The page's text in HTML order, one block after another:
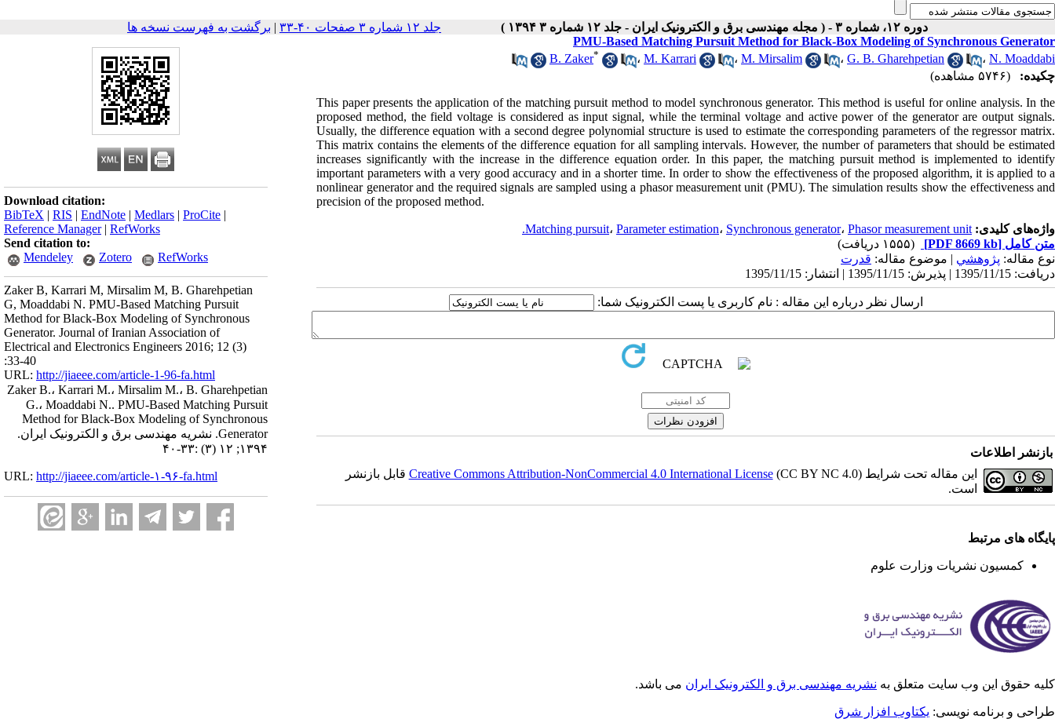
دوره ۱۲، شماره ۳ - ( مجله مهندسی برق و الکترونیک ایران - جلد ۱۲ شماره ۳ ۱۳۹۴ ) جلد ۱۲ شماره ۳ صفحات ۴۰-۳۳ | برگشت به فهرست نسخه ها
Download citation:
BibTeX | RIS | EndNote | Medlars | ProCite |
Reference Manager| RefWorks
Send citation to:
Mendeley
Zotero RefWorks
Zaker B, Karrari M, Mirsalim M, B. Gharehpetian
G, Moaddabi N. PMU-Based Matching Pursuit
Method for Black-Box Modeling of Synchronous
Generator. Journal of Iranian Association of
Electrical and Electronics Engineers 2016; 12 (3)
:33-40
URL: http://jiaeee.com/article-1-96-fa.html
Zaker B.، Karrari M.، Mirsalim M.، B. Gharehpetian
G.، Moaddabi N.. PMU-Based Matching Pursuit
Method for Black-Box Modeling of Synchronous
Generator. نشریه مهندسی برق و الکترونیک ایران.
۱۳۹۴; ۱۲ (۳) :۳۳-۴۰
URL: http://jiaeee.com/article-۱-۹۶-fa.html
PMU-Based Matching Pursuit Method for Black-Box Modeling of Synchronous Generator
B. Zaker* ، M. Karrari ، M. Mirsalim ، G. B. Gharehpetian ، N. Moaddabi
چکیده:
(۵۷۴۶ مشاهده)
This paper presents the application of the matching pursuit method to model synchronous generator. This method is useful for online analysis. In the
proposed method, the field voltage is considered as input signal, while the terminal voltage and active power of the generator are output signals.
Usually, the difference equation with a second degree polynomial structure is used to estimate the corresponding parameters of the regressor matrix.
This matrix contains the elements of the difference equation for all sampling intervals. However, the number of parameters that should be estimated
increases significantly with the increase in the difference equation order. In this paper, the matching pursuit method is implemented to identify
important parameters with a very good accuracy and in a shorter time. In order to show the effectiveness of the proposed algorithm, it is applied to a
nonlinear generator and the required signals are sampled using a phasor measurement unit (PMU). The simulation results show the effectiveness and
precision of the proposed method.
واژه‌های کلیدی: Matching pursuit، Parameter estimation، Synchronous generator، Phasor measurement unit.
متن کامل [PDF 8669 kb]
(۱۵۵۵ دریافت)
نوع مقاله: پژوهشي | موضوع مقاله: قدرت
دریافت: 1395/11/15 | پذیرش: 1395/11/15 | انتشار: 1395/11/15
ارسال نظر درباره این مقاله : نام کاربری یا پست الکترونیک شما:
بازنشر اطلاعات
این مقاله تحت شرایط
Creative Commons Attribution-NonCommercial 4.0 International License (CC BY NC 4.0) قابل بازنشر
است.
پایگاه های مرتبط
کمسیون نشریات وزارت علوم
کلیه حقوق این وب سایت متعلق به نشریه مهندسی برق و الکترونیک ایران می باشد.
طراحی و برنامه نویسی: یکتاوب افزار شرق